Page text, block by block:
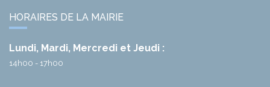
HORAIRES DE LA MAIRIE
Lundi, Mardi, Mercredi et Jeudi :
14h00 - 17h00